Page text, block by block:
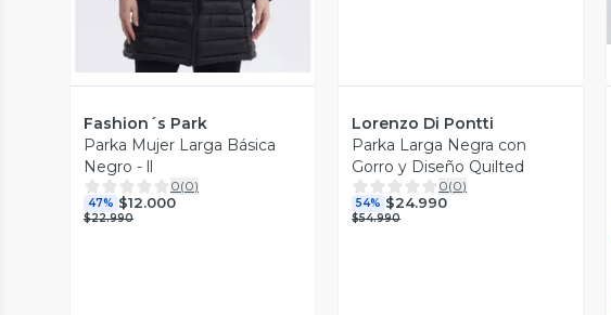
Fashion´s Park
Parka Mujer Larga Básica
Negro - ll
0(0)
47% $12.000
$22.990
Lorenzo Di Pontti
Parka Larga Negra con
Gorro y Diseño Quilted
0(0)
54% $24.990
$54.990